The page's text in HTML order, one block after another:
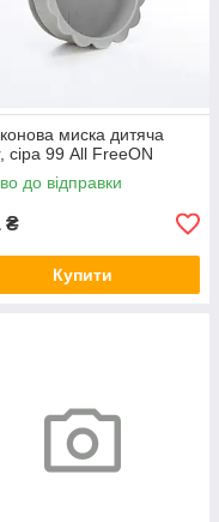
миска дитяча
сіра 99 All FreeON
до відправки
₴
Купити